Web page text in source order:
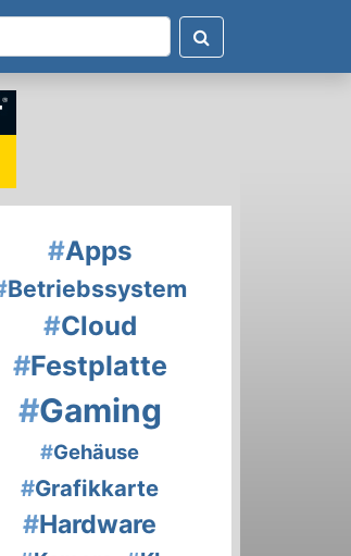
#Apps
Betriebssystem
#Cloud
#Festplatte
#Gaming
#Gehäuse
#Grafikkarte
#Hardware